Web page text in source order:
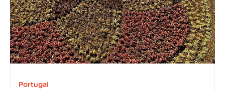
Portugal